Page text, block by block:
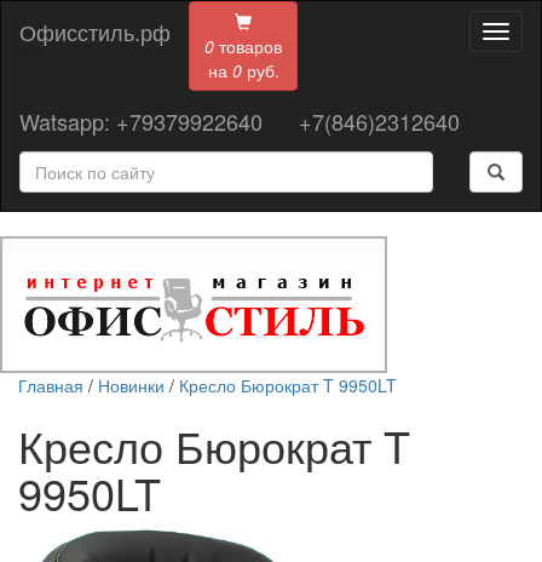
0 товаров
на 0руб.
Офисстиль.рф
Watsapp: +79379922640 +7(846)2312640
Главная / Новинки / Кресло Бюрократ T 9950LT
Кресло Бюрократ T
9950LT